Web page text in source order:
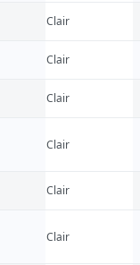
Clair
Clair
Clair
Clair
Clair
Clair